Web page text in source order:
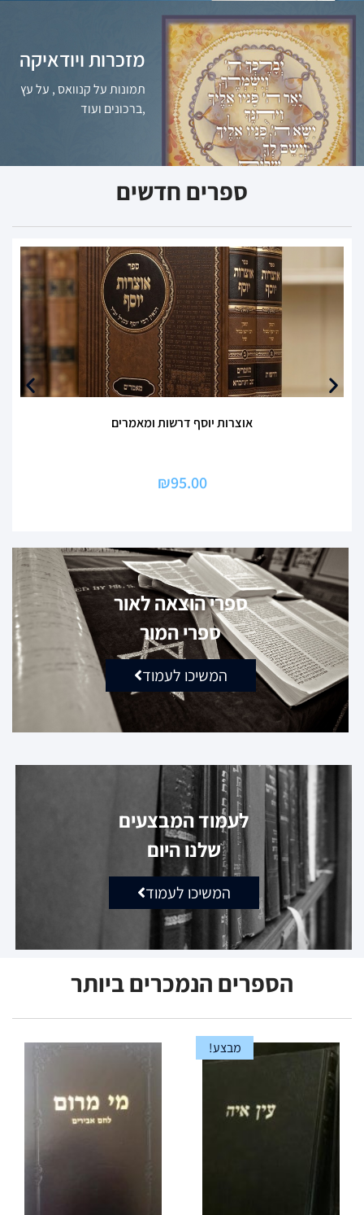
מזכרות ויודאיקה
תמונות על קנוואס , על עץ
,ברכונים ועוד
מזכרות ויודאיקה
למעבר לעמוד לחצו
ספרים חדשים
אוצרות יוסף דרשות ומאמרים
₪95.00
ספרי הוצאה לאור
ספרי המור
המשיכו לעמוד
לעמוד המבצעים
שלנו היום
המשיכו לעמוד
הספרים הנמכרים ביותר
מבצע!